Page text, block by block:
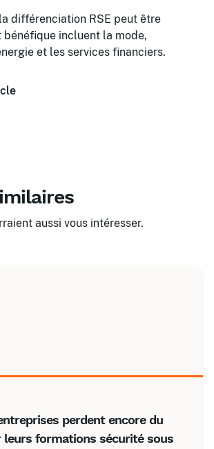
différenciation RSE peut être
incluent la mode,
et les services financiers.
aussi vous intéresser.
perdent encore du
leurs formations sécurité sous